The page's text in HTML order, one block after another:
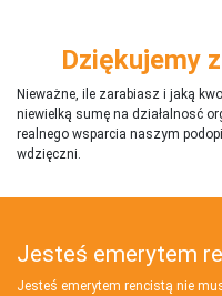
Dziękujemy
Nieważne, ile zarabiasz i jaką
niewielką sumę na działalnosć
realnego wsparcia naszym
wdzięczni.
Jesteś emerytem
Jesteś emerytem rencistą nie